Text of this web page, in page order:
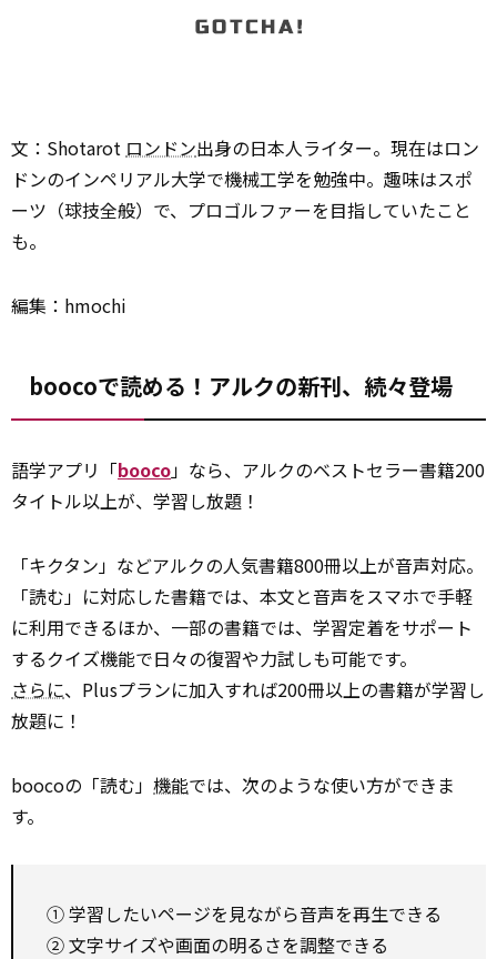
文：Shotarot ロンドン出身の日本人ライター。現在はロン
ドンのインペリアル大学で機械工学を勉強中。趣味はスポ
ーツ（球技全般）で、プロゴルファーを目指していたこと
も。
編集：hmochi
boocoで読める！アルクの新刊、続々登場
語学アプリ「booco」なら、アルクのベストセラー書籍200
タイトル以上が、学習し放題！
「キクタン」などアルクの人気書籍800冊以上が音声対応。
「読む」に対応した書籍では、本文と音声をスマホで手軽
に利用できるほか、一部の書籍では、学習定着をサポート
するクイズ機能で日々の復習や力試しも可能です。
さらに、Plusプランに加入すれば200冊以上の書籍が学習し
放題に！
boocoの「読む」 機能では、次のような使い方ができま
す。
① 学習したいページを見ながら音声を再生できる
② 文字サイズや画面の明るさを調整できる